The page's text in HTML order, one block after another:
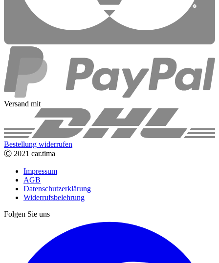
Versand mit
Bestellung widerrufen
Ⓒ 2021 car.tima
Impressum
AGB
Datenschutzerklärung
Widerrufsbelehrung
Folgen Sie uns